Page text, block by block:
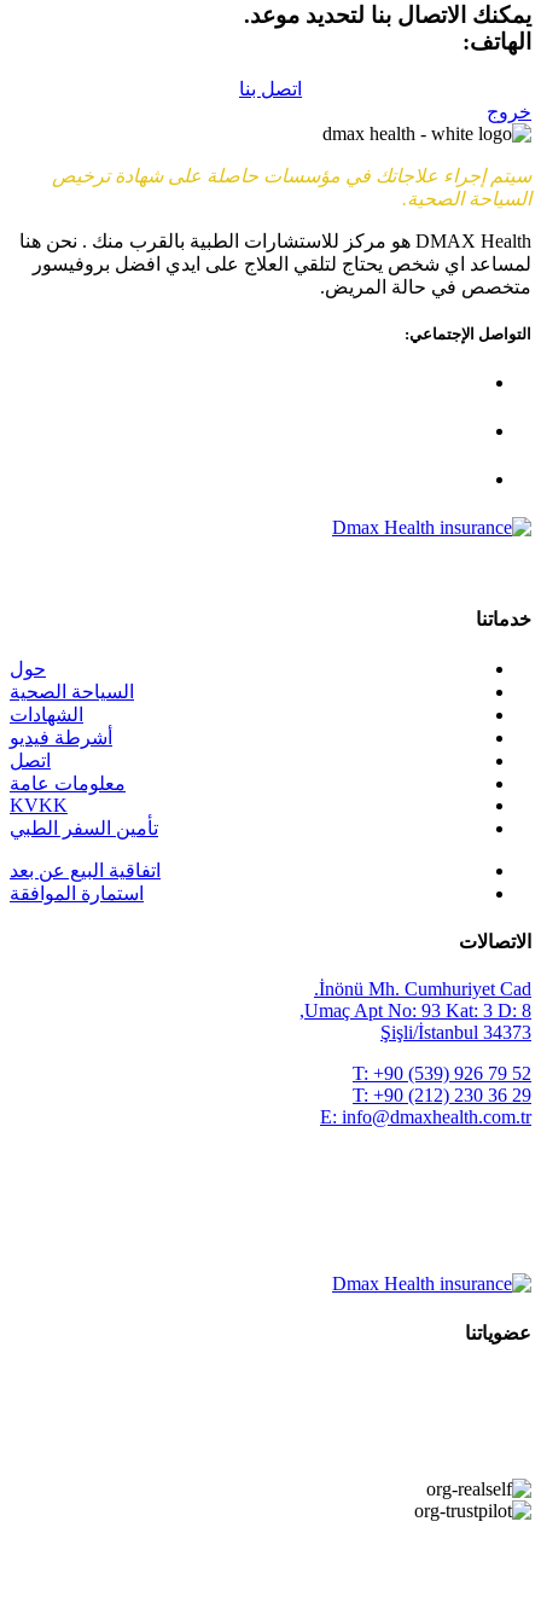
يمكنك الاتصال بنا لتحديد موعد.
الهاتف:
اتصل بنا
خروج
سيتم إجراء علاجاتك في مؤسسات حاصلة على شهادة ترخيص
السياحة الصحية.
DMAX Health هو مركز للاستشارات الطبية بالقرب منك . نحن هنا
لمساعد اي شخص يحتاج لتلقي العلاج على ايدي افضل بروفيسور
متخصص في حالة المريض.
التواصل الإجتماعي:
خدماتنا
حول
السياحة الصحية
الشهادات
أشرطة فيديو
اتصل
معلومات عامة
KVKK
تأمين السفر الطبي
اتفاقية البيع عن بعد
استمارة الموافقة
الاتصالات
İnönü Mh. Cumhuriyet Cad.
Umaç Apt No: 93 Kat: 3 D: 8,
34373 Şişli/İstanbul
T: +90 (539) 926 79 52
T: +90 (212) 230 36 29
E: info@dmaxhealth.com.tr
عضوياتنا